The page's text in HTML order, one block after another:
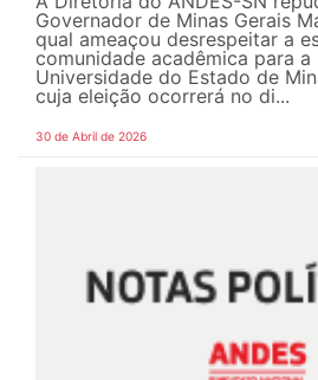
Governador de Minas Gerais
qual ameaçou desrespeitar a
comunidade acadêmica para a
Universidade do Estado de
cuja eleição ocorrerá no di...
30 de Abril de 2026